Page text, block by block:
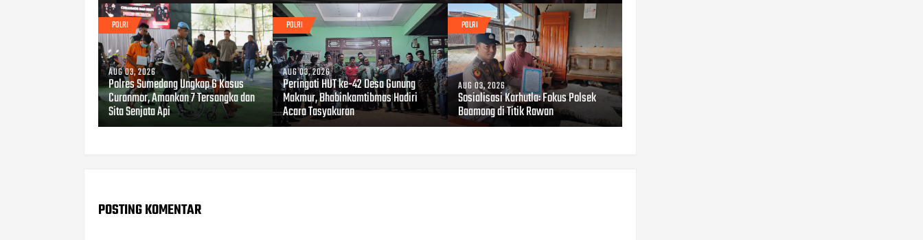
POLRI
AUG 03, 2026
Polres Sumedang Ungkap 6 Kasus
Curanmor, Amankan 7 Tersangka dan
Sita Senjata Api
POLRI
AUG 03, 2026
Peringati HUT ke-42 Desa Gunung
Makmur, Bhabinkamtibmas Hadiri
Acara Tasyakuran
POLRI
AUG 03, 2026
Sosialisasi Karhutla: Fokus Polsek
Baamang di Titik Rawan
POSTING KOMENTAR